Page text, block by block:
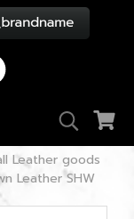
Leather goods
Leather SHW